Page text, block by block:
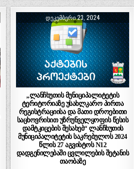
ᲓᲔᲙᲔᲛᲑᲔᲠᲘ 23, 2024
„ლანჩხუთის მუნიციპალიტეტის
ტერიტორიაზე უსახლკარო პირთა
რეგისტრაციისა და მათი დროებითი
საცხოვრისით უზრუნველყოფის წესის
დამტკიცების შესახებ“ ლანჩხუთის
მუნიციპალიტეტის საკრებულოს 2024
წლის 27 აგვისტოს N12
დადგენილებაში ცვლილების შეტანის
თაობაზე